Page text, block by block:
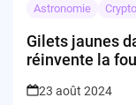
Astronomie Crypto
Gilets jaunes
réinvente la
23 août 2024